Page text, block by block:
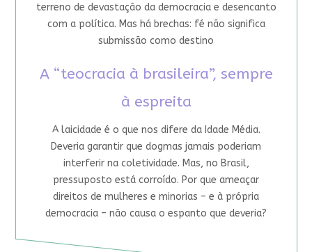
terreno de devastação da democracia e desencanto
com a política. Mas há brechas: fé não significa
submissão como destino
A “teocracia à brasileira”, sempre
à espreita
A laicidade é o que nos difere da Idade Média.
Deveria garantir que dogmas jamais poderiam
interferir na coletividade. Mas, no Brasil,
pressuposto está corroído. Por que ameaçar
direitos de mulheres e minorias – e à própria
democracia – não causa o espanto que deveria?